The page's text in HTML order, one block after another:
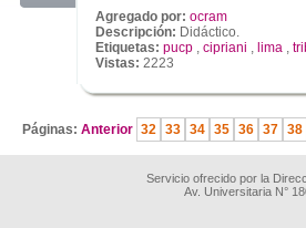
Agregado por: ocram
Descripción: Didáctico.
Etiquetas: pucp , cipriani , lima ,
Vistas: 2223
Páginas: Anterior 32 33 34 35 36 37 38
Servicio ofrecido por la
Av. Universitaria N°